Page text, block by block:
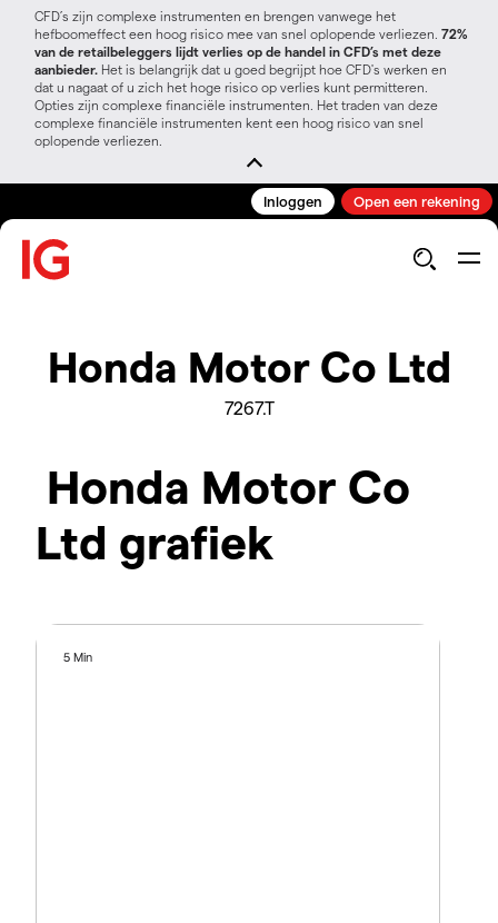
CFD’s zijn complexe instrumenten en brengen vanwege het
hefboomeffect een hoog risico mee van snel oplopende verliezen. 72%
van de retailbeleggers lijdt verlies op de handel in CFD’s met deze
aanbieder. Het is belangrijk dat u goed begrijpt hoe CFD's werken en
dat u nagaat of u zich het hoge risico op verlies kunt permitteren.
Opties zijn complexe financiële instrumenten. Het traden van deze
complexe financiële instrumenten kent een hoog risico van snel
oplopende verliezen.
Inloggen Open een rekening
Honda Motor Co Ltd
7267.T
Honda Motor Co
Ltd grafiek
5 Min